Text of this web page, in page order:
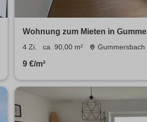
Wohnung zum Mieten in
90 m²
4 Zi. ca. 90,00 m² Gummersbach
9 €/m²